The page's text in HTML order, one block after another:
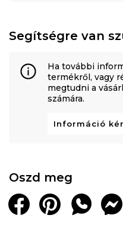
Segítségre van
Ha további
termékről, vagy
megtudni a
számára.
Információ
Oszd meg